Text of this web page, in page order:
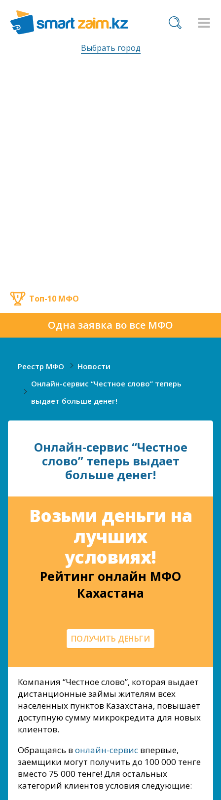
Выбрать город
Одна заявка во все МФО
Топ-10 МФО
Реестр МФО
Новости
Онлайн-сервис “Честное слово” теперь
выдает больше денег!
Онлайн-сервис “Честное
слово” теперь выдает
больше денег!
Возьми деньги на
лучших
условиях!
Рейтинг онлайн МФО
Кахастана
ПОЛУЧИТЬ ДЕНЬГИ
Компания “Честное слово”, которая выдает
дистанционные займы жителям всех
населенных пунктов Казахстана, повышает
доступную сумму микрокредита для новых
клиентов.
Обращаясь в онлайн-сервис впервые,
заемщики могут получить до 100 000 тенге
вместо 75 000 тенге! Для остальных
категорий клиентов условия следующие: